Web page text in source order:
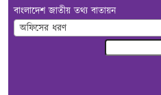
বাংলাদেশ জাতীয় তথ্য বাতায়ন
অফিসের ধরণ